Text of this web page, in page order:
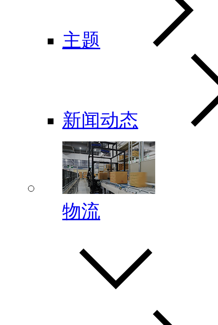
主题
新闻动态
物流